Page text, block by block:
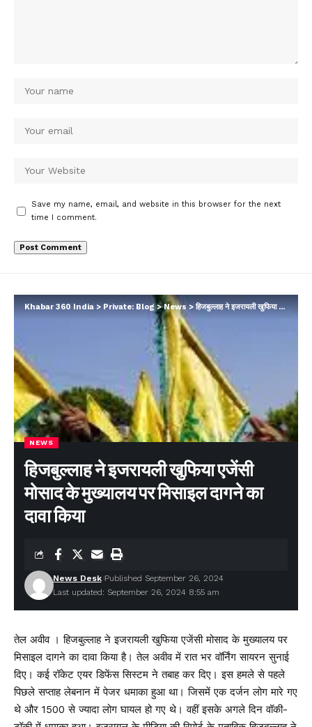
Save my name, email, and website in this browser for the next
time I comment.
Khabar 360 India > Private: Blog>News>हिजबुल्लाह ने इजरायली खुफिया एजेंसी मोसाद के मुख्यालय पर मिसाइल दागने का दावा किया
NEWS
हिजबुल्लाह ने इजरायली खुफिया एजेंसी
मोसाद के मुख्यालय पर मिसाइल दागने का
दावा किया
Last updated: September 26, 2024 8:55 am
News Desk Published September 26, 2024
तेल अवीव । हिजबुल्लाह ने इजरायली खुफिया एजेंसी मोसाद के मुख्यालय पर
मिसाइल दागने का दावा किया है। तेल अवीव में रात भर वॉर्निंग सायरन सुनाई
दिए। कई रॉकेट एयर डिफेंस सिस्टम ने तबाह कर दिए। इस हमले से पहले
पिछले सप्ताह लेबनान में पेजर धमाका हुआ था। जिसमें एक दर्जन लोग मारे गए
थे और 1500 से ज्यादा लोग घायल हो गए थे। वहीं इसके अगले दिन वॉकी-